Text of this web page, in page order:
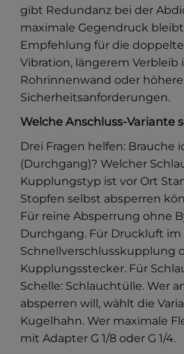
gibt Redundanz bei der
maximale Gegendruck
Empfehlung für die
Vibration, längerem Verbleib
Rohrinnenwand oder
Sicherheitsanforderungen.
Welche Anschluss-Variante
Drei Fragen helfen: Brauche
(Durchgang)? Welcher
Kupplungstyp ist vor Ort
Stopfen selbst absperren
Für reine Absperrung ohne
Durchgang. Für Druckluft
Schnellverschlusskupplung
Kupplungsstecker. Für
Schelle: Schlauchtülle. Wer
absperren will, wählt die
Kugelhahn. Wer maximale
mit Adapter G 1/8 oder G 1/4.